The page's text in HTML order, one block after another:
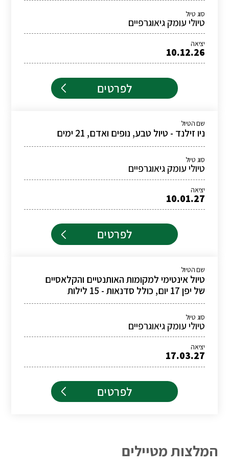
סוג טיול
טיולי עומק גיאוגרפיים
יציאה
10.12.26
לפרטים
שם הטיול
ניו זילנד - טיול טבע, נופים ואדם, 21 ימים
סוג טיול
טיולי עומק גיאוגרפיים
יציאה
10.01.27
לפרטים
שם הטיול
טיול אינטימי למקומות האותנטיים והקלאסיים
של יפן 17 יום, כולל סדנאות - 15 לילות
סוג טיול
טיולי עומק גיאוגרפיים
יציאה
17.03.27
לפרטים
המלצות מטיילים